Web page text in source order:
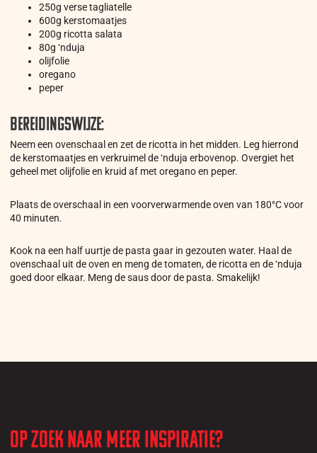
250g verse tagliatelle
600g kerstomaatjes
200g ricotta salata
80g ‘nduja
olijfolie
oregano
peper
Bereidingswijze:
Neem een ovenschaal en zet de ricotta in het midden. Leg hierrond
de kerstomaatjes en verkruimel de ‘nduja erbovenop. Overgiet het
geheel met olijfolie en kruid af met oregano en peper.
Plaats de overschaal in een voorverwarmende oven van 180°C voor
40 minuten.
Kook na een half uurtje de pasta gaar in gezouten water. Haal de
ovenschaal uit de oven en meng de tomaten, de ricotta en de ‘nduja
goed door elkaar. Meng de saus door de pasta. Smakelijk!
Op zoek naar meer inspiratie?